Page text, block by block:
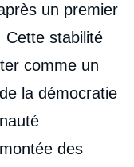
un premier
Cette stabilité
comme un
la démocratie
des